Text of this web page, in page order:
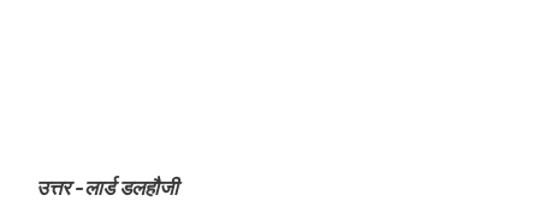
उत्तर -लार्ड डलहौजी